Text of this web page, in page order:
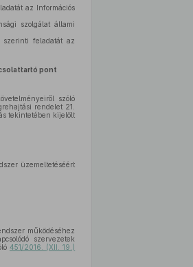
az Információs
szolgálat állami
feladatát az
pont
szóló
rendelet 21.
tekintetében kijelölt
üzemeltetéséért
működéséhez
szervezetek
451/2016. (XII. 19.)